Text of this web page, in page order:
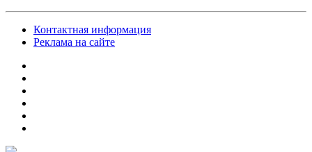
Контактная информация
Реклама на сайте